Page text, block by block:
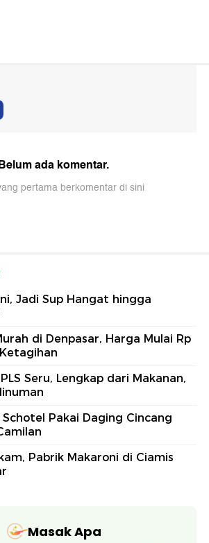
ada komentar.
pertama berkomentar di sini
Jadi Sup Hangat hingga
di Denpasar, Harga Mulai Rp
Seru, Lengkap dari Makanan,
Schotel Pakai Daging Cincang
Pabrik Makaroni di Ciamis
Masak Apa